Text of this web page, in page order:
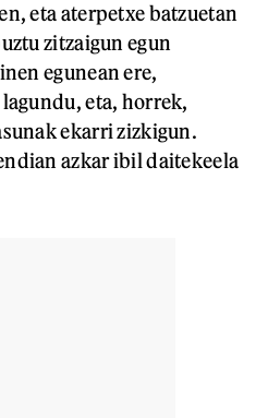
eta aterpetxe batzuetan
zitzaigun egun
egunean ere,
eta, horrek,
ekarri zizkigun.
azkar ibil daitekeela